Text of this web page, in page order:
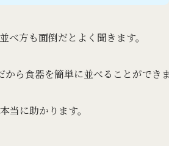
方も面倒だとよく聞きます。
ら食器を簡単に並べることができま
当に助かります。